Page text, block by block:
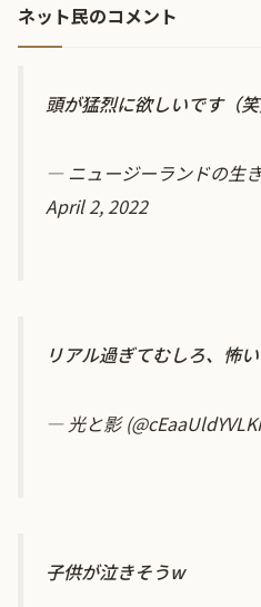
ネット民のコメント
頭が猛烈に欲しいです（笑
— ニュージーランドの生
April 2, 2022
リアル過ぎてむしろ、怖い
— 光と影
子供が泣きそうw